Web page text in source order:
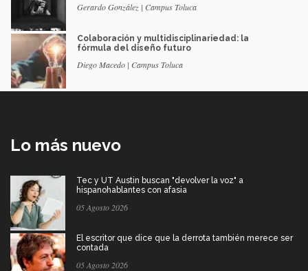
Gerardo González | Campus Toluca
Colaboración y multidisciplinariedad: la
fórmula del diseño futuro
Diego Macedo | Campus Toluca
Lo más nuevo
Tec y UT Austin buscan "devolver la voz" a
hispanohablantes con afasia
05 Agosto 2026
El escritor que dice que la derrota también merece ser
contada
05 Agosto 2026